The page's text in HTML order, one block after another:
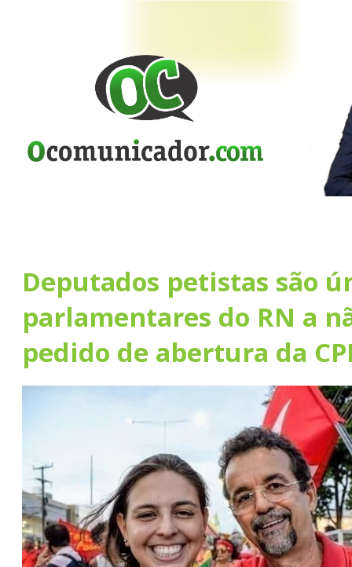
Deputados petistas são
parlamentares do RN a
pedido de abertura da